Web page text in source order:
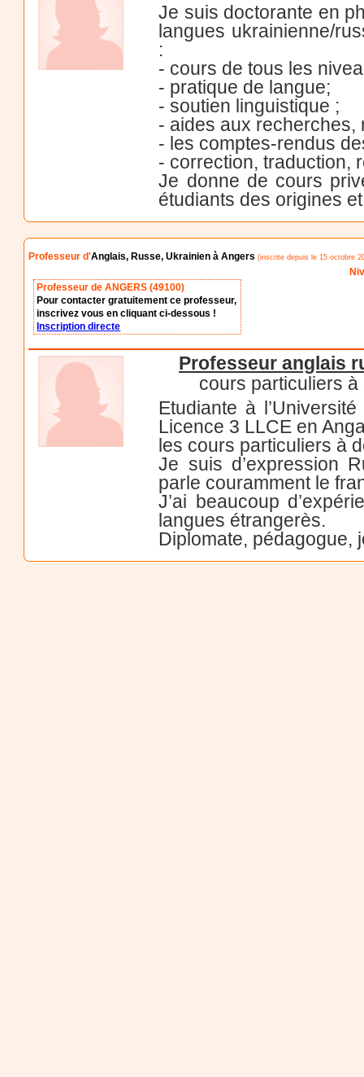
Je suis doctorante en
langues ukrainienne/
:
- cours de tous les
- pratique de langue;
- soutien linguistique ;
- aides aux recherches,
- les comptes-rendus
- correction, traduction,
Je donne de cours
étudiants des origines
Professeur d'Anglais, Russe, Ukrainien à Angers (inscrite depuis le 15 octobre
Professeur de ANGERS (49100)
Pour contacter gratuitement ce professeur,
inscrivez vous en cliquant ci-dessous !
Inscription directe
Professeur anglais
cours particuliers
Etudiante à
Licence 3 LLCE en
les cours particuliers à
Je suis d’expression
parle couramment le
J’ai beaucoup
langues étrangerès.
Diplomate, pédagogue,